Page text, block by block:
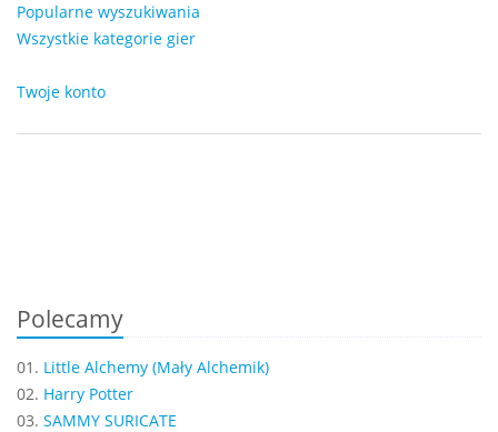
Popularne wyszukiwania
Wszystkie kategorie gier
Twoje konto
Polecamy
01. Little Alchemy (Mały Alchemik)
02. Harry Potter
03. SAMMY SURICATE